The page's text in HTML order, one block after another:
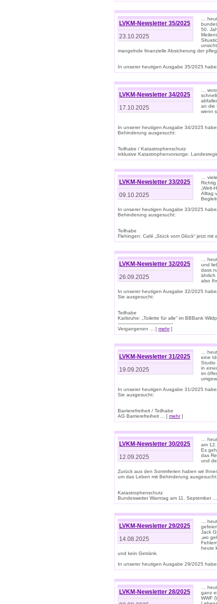
LVKM-Newsletter 35/2025
23.10.2025
…
50.
mangelnde finanzielle Absicherung der
In unserer heutigen Ausgabe 35/2025
LVKM-Newsletter 34/2025
17.10.2025
…
an die
wenn
In unserer heutigen Ausgabe 34/2025
Behinderung ausgesucht:
Teilhabe / Katastrophenschutz
inklusive Katastrophenvorsorge:
LVKM-Newsletter 33/2025
09.10.2025
…
Alltag
In unserer heutigen Ausgabe 33/2025
Behinderung ausgesucht:
Teilhabe
Flehingen: Café „Stück vom Glück“ jetzt mit
LVKM-Newsletter 32/2025
26.09.2025
…
und
dass
ährlich
also
In unserer heutigen Ausgabe 32/2025
Sie ausgesucht:
Teilhabe
Karlsruhe: „Toilette für alle“ im BBBank
--------------------------------------
Vergangenen ... [ mehr]
LVKM-Newsletter 31/2025
19.09.2025
…
eine
Studio
in
im
In unserer heutigen Ausgabe 31/2025
Sie ausgesucht:
Barrierefreiheit / Teilhabe
AG Barrierefreiheit ... [ mehr]
LVKM-Newsletter 30/2025
12.09.2025
…
am
Es
das
und
Zurück aus den Sommferien haben wir
um das Leben mit Behinderung ausgesucht:
Katastrophenschutz
Bundesweiter Warntag am 11. September
LVKM-Newsletter 29/2025
14.08.2025
…
Jack
„wo
heute
und kein Getränk.
In unserer heutigen Ausgabe 29/2025
LVKM-Newsletter 28/2025
…
ganz
WWF